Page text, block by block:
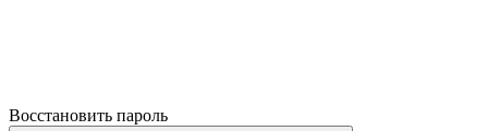
Восстановить пароль